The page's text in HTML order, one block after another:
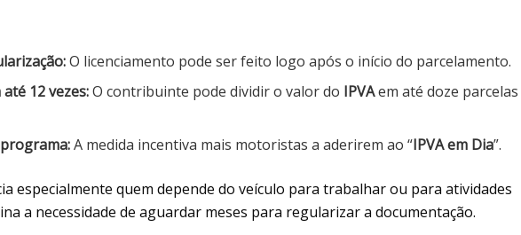
O licenciamento pode ser feito logo após o início do parcelamento.
12 vezes:O contribuinte pode dividir o valor do IPVAem até doze parcelas
A medida incentiva mais motoristas a aderirem ao “IPVA em Dia”.
especialmente quem depende do veículo para trabalhar ou para atividades
a necessidade de aguardar meses para regularizar a documentação.